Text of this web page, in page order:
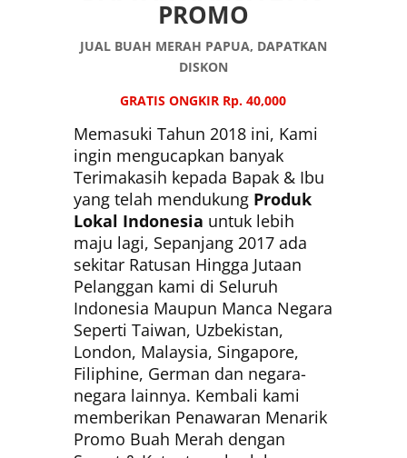
PROMO
JUAL BUAH MERAH PAPUA, DAPATKAN
DISKON
GRATIS ONGKIR Rp. 40,000
Memasuki Tahun 2018 ini, Kami
ingin mengucapkan banyak
Terimakasih kepada Bapak & Ibu
yang telah mendukung Produk
Lokal Indonesia untuk lebih
maju lagi, Sepanjang 2017 ada
sekitar Ratusan Hingga Jutaan
Pelanggan kami di Seluruh
Indonesia Maupun Manca Negara
Seperti Taiwan, Uzbekistan,
London, Malaysia, Singapore,
Filiphine, German dan negara-
negara lainnya. Kembali kami
memberikan Penawaran Menarik
Promo Buah Merah dengan